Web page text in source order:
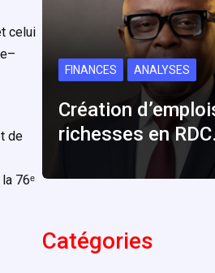
celui
de
76ᵉ
FINANCES ANALYSES
Création
richesses en
Catégories